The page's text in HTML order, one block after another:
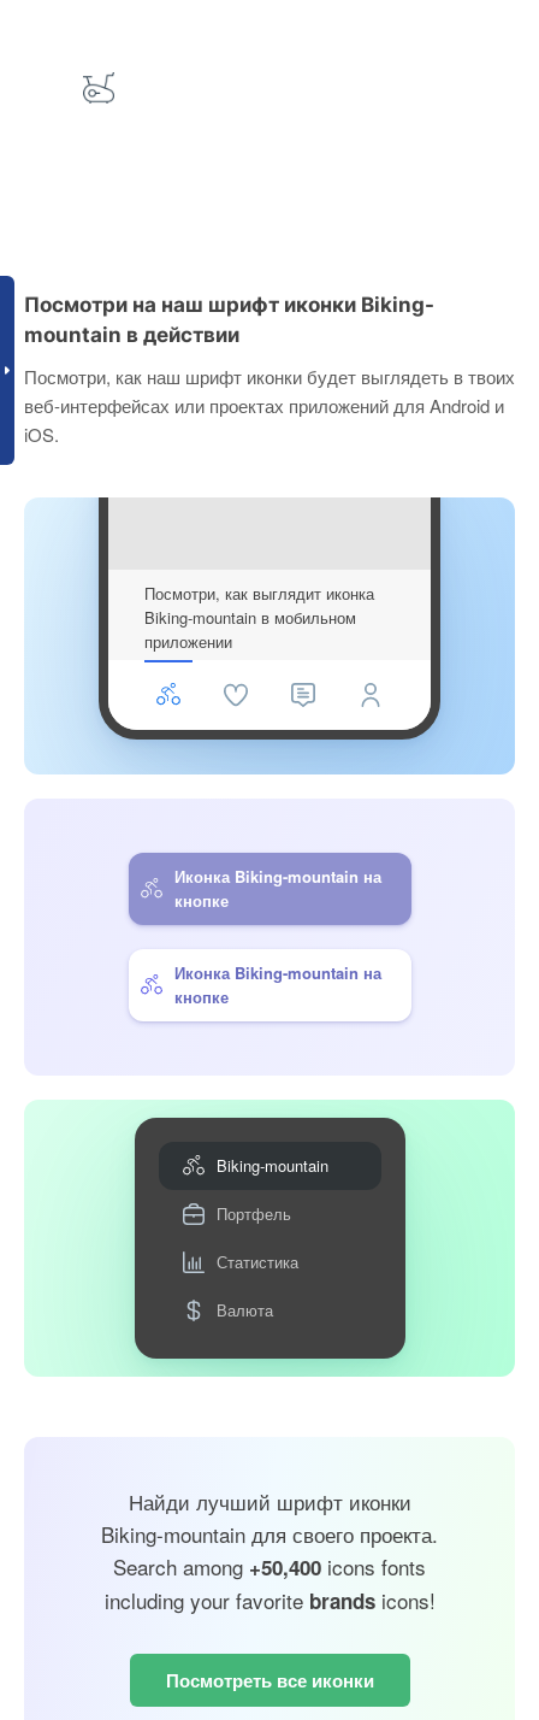
Посмотри на наш шрифт иконки Biking-
mountain в действии
Посмотри, как наш шрифт иконки будет выглядеть в твоих
веб-интерфейсах или проектах приложений для Android и
iOS.
Посмотри, как выглядит иконка
Biking-mountain в мобильном
приложении
Иконка Biking-mountain на
кнопке
Иконка Biking-mountain на
кнопке
Biking-mountain
Портфель
Статистика
Валюта
Найди лучший шрифт иконки
Biking-mountain для своего проекта.
Search among +50,400 icons fonts
including your favorite brandsicons!
Посмотреть все иконки